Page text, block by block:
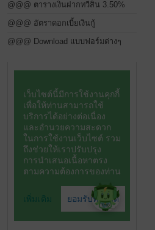
@@@ ตารางเงินฝากทวีสิน 3.50%
@@@ อัตราดอกเบี้ยเงินกู้
@@@ Download แบบฟอร์มต่างๆ